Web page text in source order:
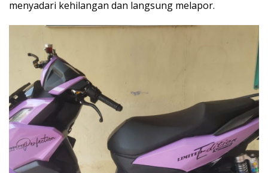
menyadari kehilangan dan langsung melapor.